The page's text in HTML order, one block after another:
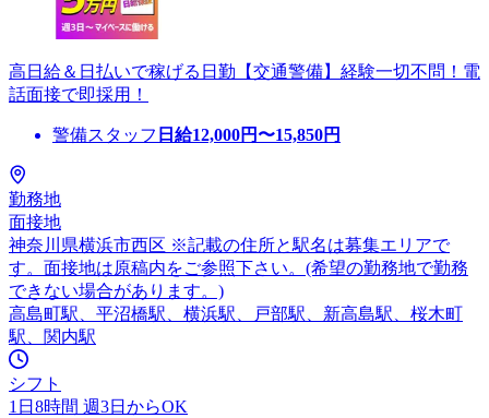
高日給＆日払いで稼げる日勤【交通警備】経験一切不問！電
話面接で即採用！
警備スタッフ 日給12,000円〜15,850円
勤務地
面接地
神奈川県横浜市西区 ※記載の住所と駅名は募集エリアで
す。面接地は原稿内をご参照下さい。(希望の勤務地で勤務
できない場合があります。)
高島町駅、平沼橋駅、横浜駅、戸部駅、新高島駅、桜木町
駅、関内駅
シフト
1日8時間 週3日からOK